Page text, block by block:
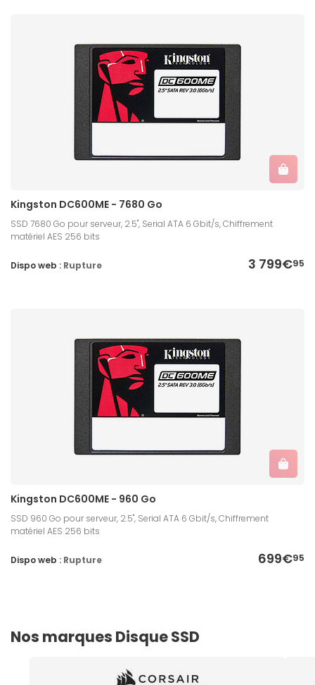
Kingston DC600ME - 7680 Go
SSD 7680 Go pour serveur, 2.5'', Serial ATA 6 Gbit/s, Chiffrement
matériel AES 256 bits
3 799€95
Dispo web : Rupture
Kingston DC600ME - 960 Go
SSD 960 Go pour serveur, 2.5'', Serial ATA 6 Gbit/s, Chiffrement
matériel AES 256 bits
699€95
Dispo web : Rupture
Nos marques Disque SSD